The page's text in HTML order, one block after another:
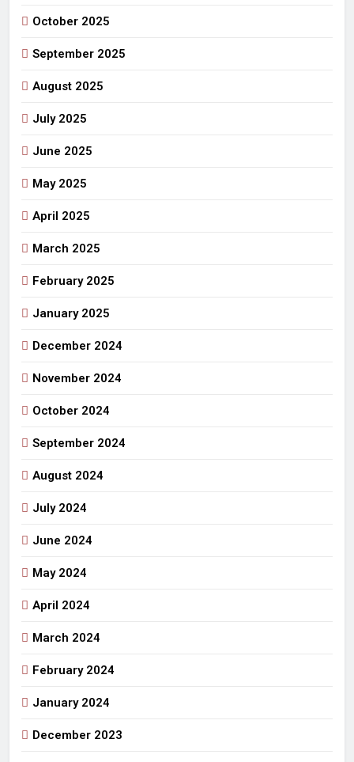
October 2025
September 2025
August 2025
July 2025
June 2025
May 2025
April 2025
March 2025
February 2025
January 2025
December 2024
November 2024
October 2024
September 2024
August 2024
July 2024
June 2024
May 2024
April 2024
March 2024
February 2024
January 2024
December 2023